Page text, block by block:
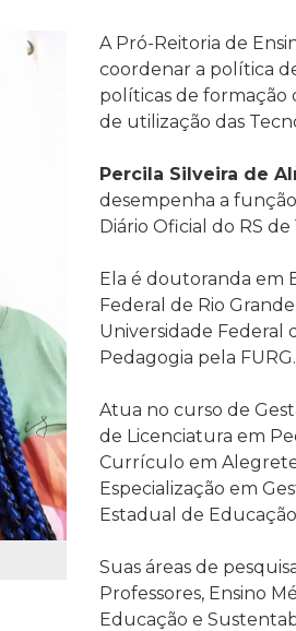
A Pró-Reitoria de
coordenar a política
políticas de formação
de utilização das
Percila Silveira de
desempenha a
Diário Oficial do RS de
Ela é doutoranda em
Federal de Rio
Universidade Federal
Pedagogia pela FURG.
Atua no curso de
de Licenciatura em
Currículo em
Especialização em
Estadual de Educação
Suas áreas de
Professores, Ensino
Educação e